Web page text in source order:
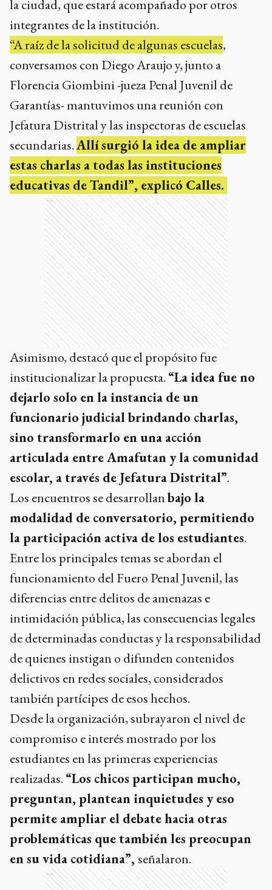
la ciudad, que estará acompañado por otros
integrantes de la institución.
“A raíz de la solicitud de algunas escuelas,
conversamos con Diego Araujo y, junto a
Florencia Giombini -jueza Penal Juvenil de
Garantías- mantuvimos una reunión con
Jefatura Distrital y las inspectoras de escuelas
secundarias.Allí surgió la idea de ampliar
estas charlas a todas las instituciones
educativas de Tandil”, explicó Calles.
Ads
Asimismo, destacó que el propósito fue
institucionalizar la propuesta. “La idea fue no
dejarlo solo en la instancia de un
funcionario judicial brindando charlas,
sino transformarlo en una acción
articulada entre Amafutan y la comunidad
escolar, a través de Jefatura Distrital”.
Los encuentros se desarrollanbajo la
modalidad de conversatorio, permitiendo
la participación activa de los estudiantes.
Entre los principales temas se abordan el
funcionamiento del Fuero Penal Juvenil, las
diferencias entre delitos de amenazas e
intimidación pública, las consecuencias legales
de determinadas conductas y la responsabilidad
de quienes instigan o difunden contenidos
delictivos en redes sociales, considerados
también partícipes de esos hechos.
Desde la organización, subrayaron el nivel de
compromiso e interés mostrado por los
estudiantes en las primeras experiencias
realizadas. “Los chicos participan mucho,
preguntan, plantean inquietudes y eso
permite ampliar el debate hacia otras
problemáticas que también les preocupan
en su vida cotidiana”, señalaron.
Ads